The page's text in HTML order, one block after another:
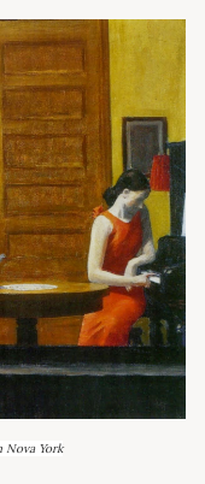
Nova York